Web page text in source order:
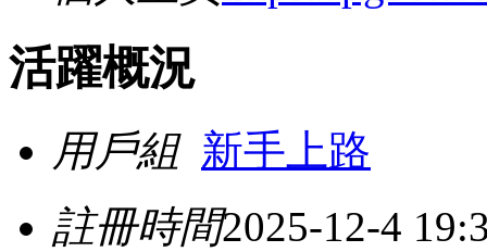
活躍概況
用戶組 新手上路
註冊時間2025-12-4